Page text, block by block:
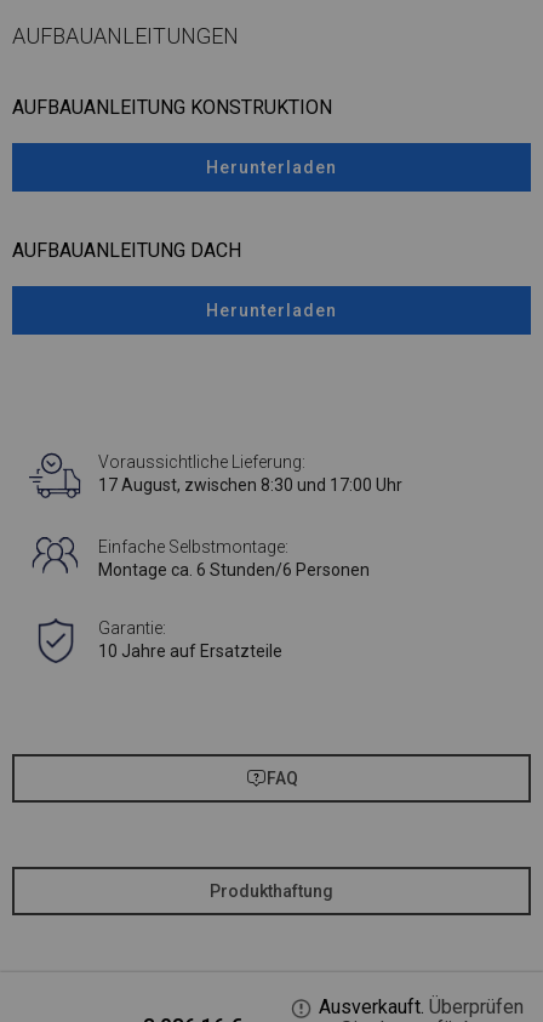
AUFBAUANLEITUNGEN
AUFBAUANLEITUNG KONSTRUKTION
Herunterladen
AUFBAUANLEITUNG DACH
Herunterladen
Voraussichtliche Lieferung:
17 August, zwischen 8:30 und 17:00 Uhr
Einfache Selbstmontage:
Montage ca. 6 Stunden/6 Personen
Garantie:
10 Jahre auf Ersatzteile
FAQ
Produkthaftung
Ausverkauft. Überprüfen